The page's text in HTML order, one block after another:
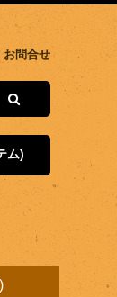
お問合せ
ム)